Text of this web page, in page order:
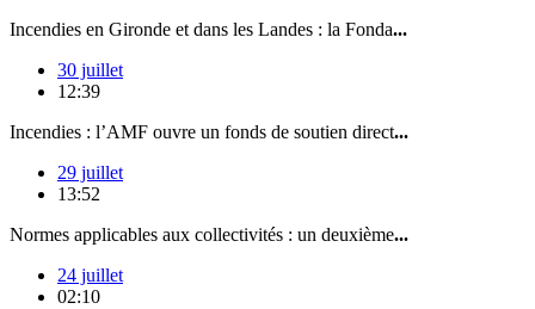
Incendies en Gironde et dans les Landes : la Fonda...
30 juillet
12:39
Incendies : l’AMF ouvre un fonds de soutien direct...
29 juillet
13:52
Normes applicables aux collectivités : un deuxième...
24 juillet
02:10